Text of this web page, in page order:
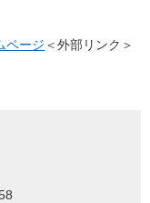
ページ ＜外部リンク＞